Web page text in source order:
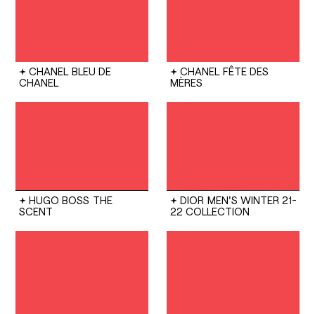
CHANEL BLEU DE
CHANEL
CHANEL FÊTE DES
MÈRES
HUGO BOSS THE
SCENT
DIOR MEN'S WINTER 21-
22 COLLECTION